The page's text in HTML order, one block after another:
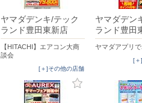
ヤマダデンキ/テック
ランド豊田東新店
【HITACHI】エアコン大商
談会
[＋]その他の店舗
ヤマダデン
ランド豊田
ヤマダアプリ
[＋